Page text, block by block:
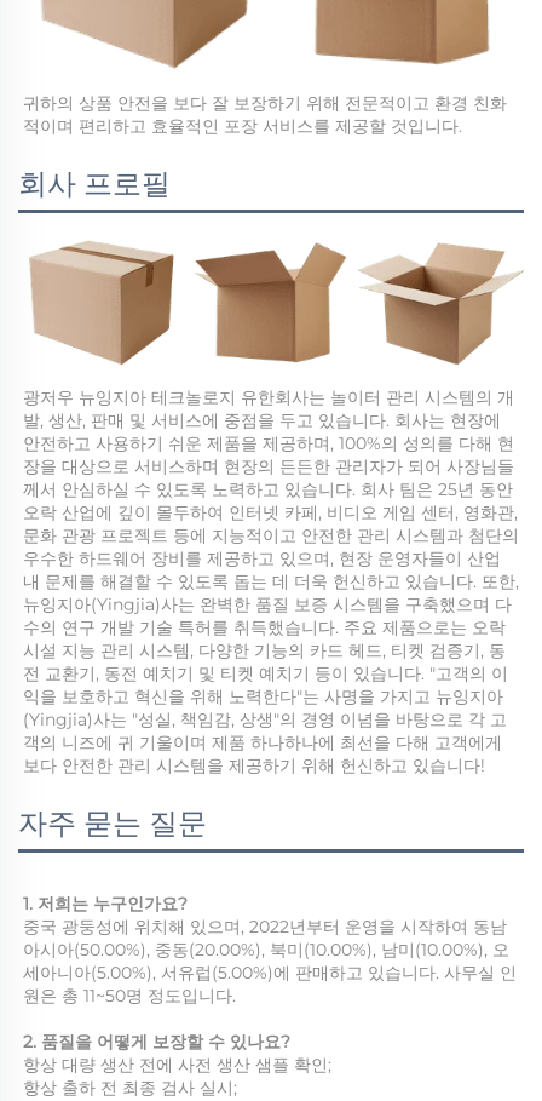
귀하의 상품 안전을 보다 잘 보장하기 위해 전문적이고 환경 친화
적이며 편리하고 효율적인 포장 서비스를 제공할 것입니다.
회사 프로필
광저우 뉴잉지아 테크놀로지 유한회사는 놀이터 관리 시스템의 개
발, 생산, 판매 및 서비스에 중점을 두고 있습니다. 회사는 현장에
안전하고 사용하기 쉬운 제품을 제공하며, 100%의 성의를 다해 현
장을 대상으로 서비스하며 현장의 든든한 관리자가 되어 사장님들
께서 안심하실 수 있도록 노력하고 있습니다. 회사 팀은 25년 동안
오락 산업에 깊이 몰두하여 인터넷 카페, 비디오 게임 센터, 영화관,
문화 관광 프로젝트 등에 지능적이고 안전한 관리 시스템과 첨단의
우수한 하드웨어 장비를 제공하고 있으며, 현장 운영자들이 산업
내 문제를 해결할 수 있도록 돕는 데 더욱 헌신하고 있습니다. 또한,
뉴잉지아(Yingjia)사는 완벽한 품질 보증 시스템을 구축했으며 다
수의 연구 개발 기술 특허를 취득했습니다. 주요 제품으로는 오락
시설 지능 관리 시스템, 다양한 기능의 카드 헤드, 티켓 검증기, 동
전 교환기, 동전 예치기 및 티켓 예치기 등이 있습니다. "고객의 이
익을 보호하고 혁신을 위해 노력한다"는 사명을 가지고 뉴잉지아
(Yingjia)사는 "성실, 책임감, 상생"의 경영 이념을 바탕으로 각 고
객의 니즈에 귀 기울이며 제품 하나하나에 최선을 다해 고객에게
보다 안전한 관리 시스템을 제공하기 위해 헌신하고 있습니다!
자주 묻는 질문
1. 저희는 누구인가요?
중국 광둥성에 위치해 있으며, 2022년부터 운영을 시작하여 동남
아시아(50.00%), 중동(20.00%), 북미(10.00%), 남미(10.00%), 오
세아니아(5.00%), 서유럽(5.00%)에 판매하고 있습니다. 사무실 인
원은 총 11~50명 정도입니다.
2. 품질을 어떻게 보장할 수 있나요?
항상 대량 생산 전에 사전 생산 샘플 확인;
항상 출하 전 최종 검사 실시;